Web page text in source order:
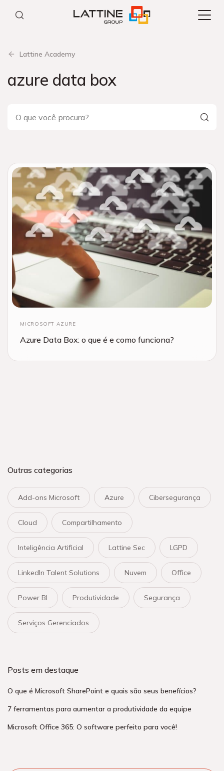
Lattine Academy
azure data box
MICROSOFT AZURE
Azure Data Box: o que é e como funciona?
Outras categorias
Add-ons Microsoft Azure Cibersegurança
Cloud Compartilhamento
Inteligência Artificial Lattine Sec LGPD
LinkedIn Talent Solutions Nuvem Office
Power BI Produtividade Segurança
Serviços Gerenciados
Posts em destaque
O que é Microsoft SharePoint e quais são seus benefícios?
7 ferramentas para aumentar a produtividade da equipe
Microsoft Office 365: O software perfeito para você!